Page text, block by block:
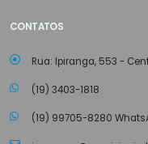
CONTATOS
Rua: Ipiranga, 553 -
(19) 3403-1818
(19) 99705-8280